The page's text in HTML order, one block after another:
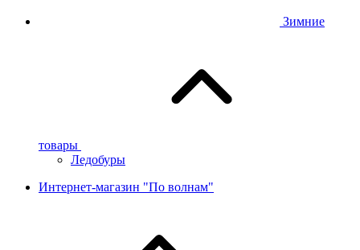
Зимние
товары
Ледобуры
Интернет-магазин "По волнам"